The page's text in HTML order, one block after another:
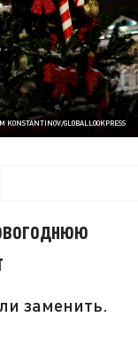
GLOBALLOOKPRESS
заменить.